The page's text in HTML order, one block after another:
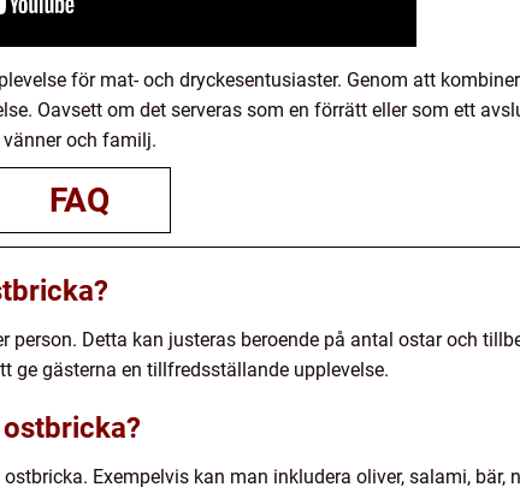
för mat- och dryckesentusiaster. Genom att
Oavsett om det serveras som en förrätt eller som ett
och familj.
FAQ
person. Detta kan justeras beroende på antal ostar och
ge gästerna en tillfredsställande upplevelse.
Exempelvis kan man inkludera oliver, salami, bär,